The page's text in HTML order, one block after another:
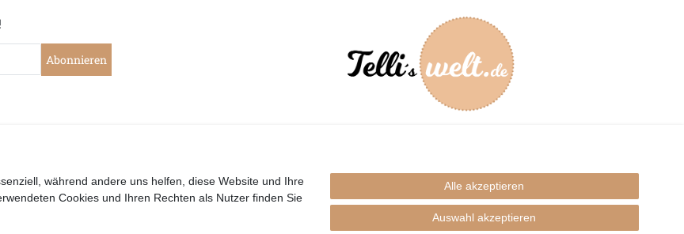
Abonnieren
| Widerrufsrecht | Datenschutzerklärung | AGB Impressum
während andere uns helfen, diese Website und Ihre
Cookies und Ihren Rechten als Nutzer finden Sie
Alle akzeptieren
Auswahl akzeptieren